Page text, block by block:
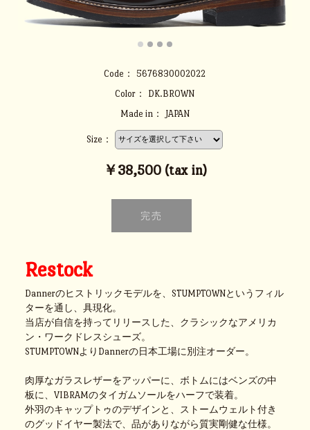
Code：
5676830002022
Color：
DK.BROWN
Made in：
JAPAN
Size：
￥38,500 (tax in)
Restock
Dannerのヒストリックモデルを、STUMPTOWNというフィル
ターを通し、具現化。
当店が自信を持ってリリースした、クラシックなアメリカ
ン・ワークドレスシューズ。
STUMPTOWNよりDannerの日本工場に別注オーダー。
肉厚なガラスレザーをアッパーに、ボトムにはベンズの中
板に、VIBRAMのタイガムソールをハーフで装着。
外羽のキャップトゥのデザインと、ストームウェルト付き
のグッドイヤー製法で、品がありながら質実剛健な仕様。